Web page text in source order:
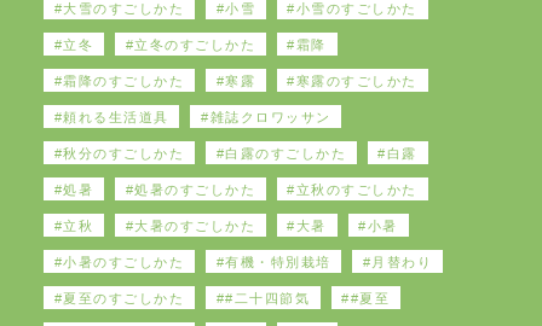
大雪のすごしかた 小雪 小雪のすごしかた
立冬 立冬のすごしかた 霜降
霜降のすごしかた 寒露 寒露のすごしかた
頼れる生活道具 雑誌クロワッサン
秋分のすごしかた 白露のすごしかた 白露
処暑 処暑のすごしかた 立秋のすごしかた
立秋 大暑のすごしかた 大暑 小暑
小暑のすごしかた 有機・特別栽培 月替わり
夏至のすごしかた #二十四節気 #夏至